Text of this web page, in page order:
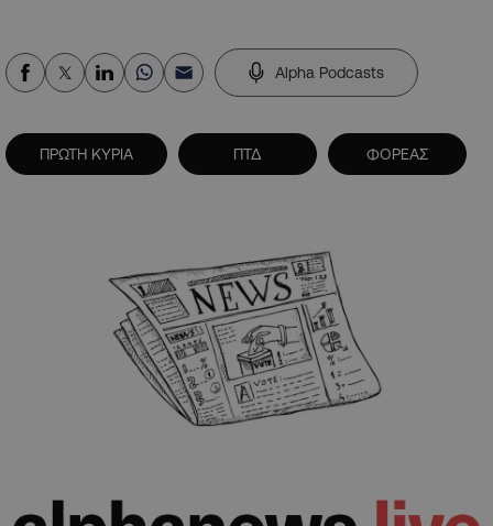
Alpha Podcasts
ΠΡΩΤΗ ΚΥΡΙΑ ΠΤΔ ΦΟΡΕΑΣ